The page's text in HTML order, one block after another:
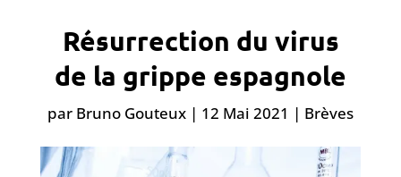
Résurrection du virus
de la grippe espagnole
par Bruno Gouteux | 12 Mai 2021 | Brèves